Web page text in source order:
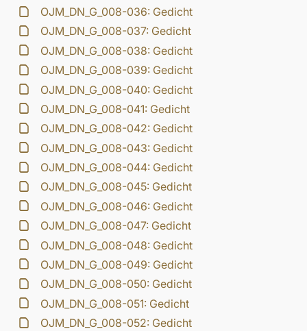
OJM_DN_G_008-036: Gedicht
OJM_DN_G_008-037: Gedicht
OJM_DN_G_008-038: Gedicht
OJM_DN_G_008-039: Gedicht
OJM_DN_G_008-040: Gedicht
OJM_DN_G_008-041: Gedicht
OJM_DN_G_008-042: Gedicht
OJM_DN_G_008-043: Gedicht
OJM_DN_G_008-044: Gedicht
OJM_DN_G_008-045: Gedicht
OJM_DN_G_008-046: Gedicht
OJM_DN_G_008-047: Gedicht
OJM_DN_G_008-048: Gedicht
OJM_DN_G_008-049: Gedicht
OJM_DN_G_008-050: Gedicht
OJM_DN_G_008-051: Gedicht
OJM_DN_G_008-052: Gedicht